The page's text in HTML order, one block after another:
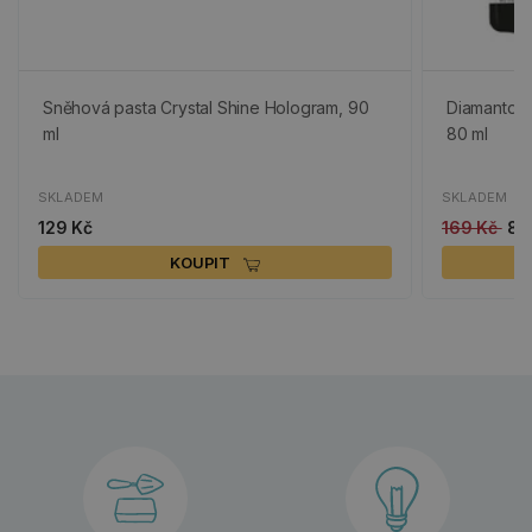
Sněhová pasta Crystal Shine Hologram, 90
ml
SKLADEM
129 Kč
KOUPIT
80 ml
SKLADEM
169 Kč 85